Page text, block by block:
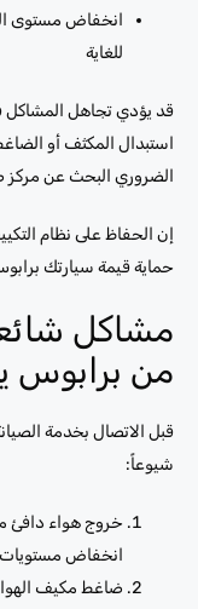
انخفاض مستوى
للغاية
قد يؤدي تجاهل المشاكل
استبدال المكثف أو
الضروري البحث عن مركز
إن الحفاظ على نظام
حماية قيمة سيارتك
مشاكل
من برابوس
قبل الاتصال بخدمة
شيوعاً:
خروج هواء دافئ
انخفاض مستويات
ضاغط مكيف